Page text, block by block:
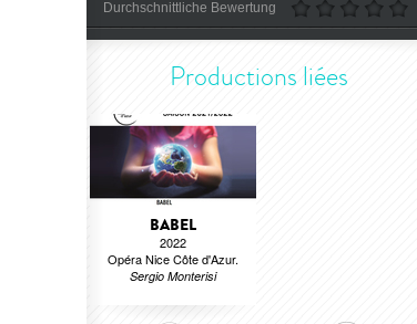
Durchschnittliche Bewertung
Productions liées
BABEL
2022
Opéra Nice Côte d'Azur.
Sergio Monterisi